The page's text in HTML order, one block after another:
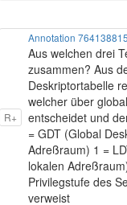
R+
Annotation
Aus welchen drei
zusammen? Aus
Deskriptortabelle
welcher über
entscheidet und
= GDT (Global
Adreßraum) 1 =
lokalen
Privilegstufe des
verweist